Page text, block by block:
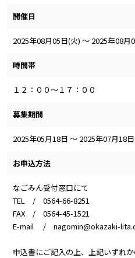
開催日
2025年08月05日(火) ～ 2025年08月
時間帯
１２：００～１７：００
募集期間
2025年05月18日 ～ 2025年07月18日
お申込方法
なごみん受付窓口にて
TEL / 0564-66-8251
FAX / 0564-45-1521
E-mail / nagomin@okazaki-
申込書にご記入の上、上記いずれ